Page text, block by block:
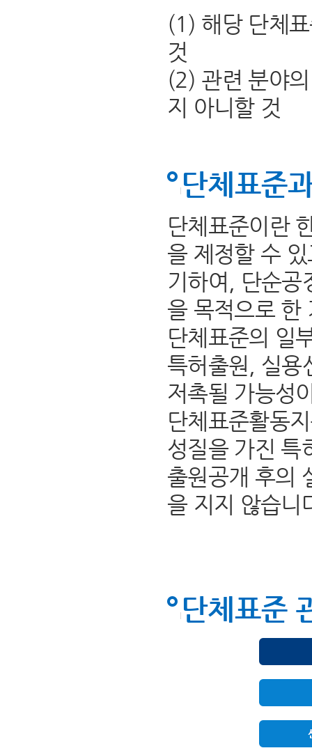
(1) 해당 단체
것
(2) 관련 분야
지 아니할 것
단체표준
단체표준이란
을 제정할 수
기하여, 단순공
을 목적으로 한
단체표준의 일
특허출원, 실용
저촉될 가능성
단체표준활동
성질을 가진 특
출원공개 후의
을 지지 않습니
단체표준